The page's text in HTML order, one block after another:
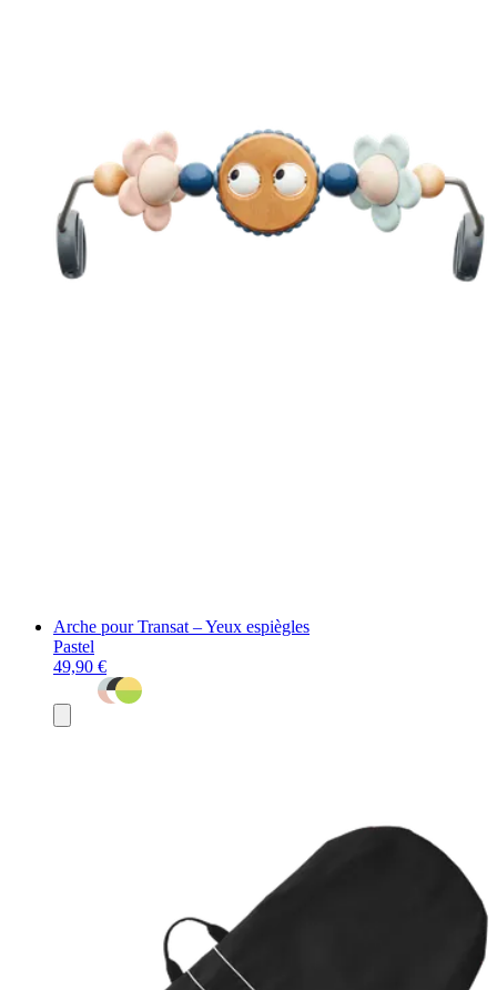
Arche pour Transat – Yeux espiègles
Pastel
49,90 €
au